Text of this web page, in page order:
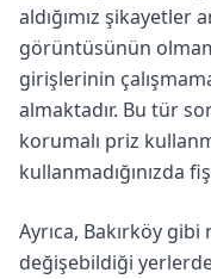
aldığımız şikayetler
görüntüsünün
girişlerinin
almaktadır. Bu tür
korumalı priz
kullanmadığınızda
Ayrıca, Bakırköy gibi
değişebildiği